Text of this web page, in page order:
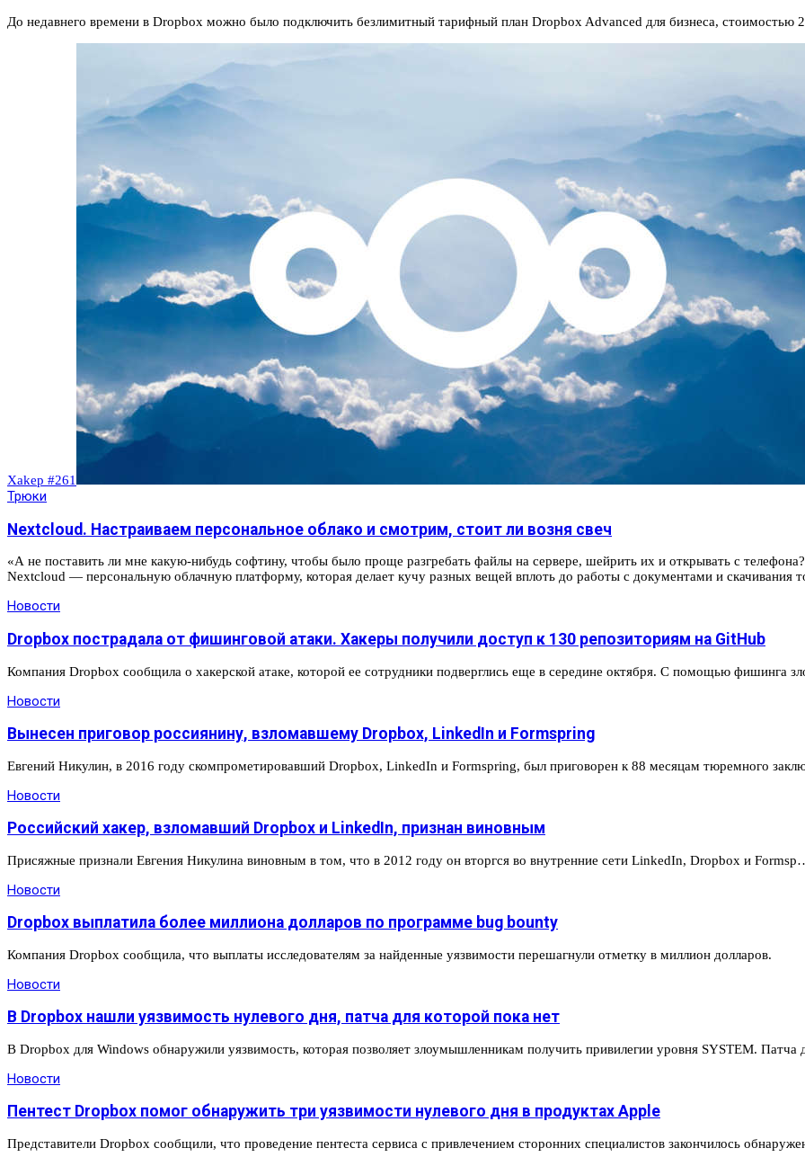
До недавнего времени в Dropbox можно было подключить безлимитный тарифный план Dropbox Advanced для бизнеса, стоимостью
Xakep #261
Трюки
Nextcloud. Настраиваем персональное облако и смотрим, стоит ли возня свеч
«А не поставить ли мне какую-нибудь софтину, чтобы было проще разгребать файлы на сервере, шейрить их и открывать с
Nextcloud — персональную облачную платформу, которая делает кучу разных вещей вплоть до работы с документами и скачивания
Новости
Dropbox пострадала от фишинговой атаки. Хакеры получили доступ к 130 репозиториям на GitHub
Компания Dropbox сообщила о хакерской атаке, которой ее сотрудники подверглись еще в середине октября. С помощью фишинга
Новости
Вынесен приговор россиянину, взломавшему Dropbox, LinkedIn и Formspring
Евгений Никулин, в 2016 году скомпрометировавший Dropbox, LinkedIn и Formspring, был приговорен к 88 месяцам тюремного
Новости
Российский хакер, взломавший Dropbox и LinkedIn, признан виновным
Присяжные признали Евгения Никулина виновным в том, что в 2012 году он вторгся во внутренние сети LinkedIn, Dropbox и
Новости
Dropbox выплатила более миллиона долларов по программе bug bounty
Компания Dropbox сообщила, что выплаты исследователям за найденные уязвимости перешагнули отметку в миллион долларов.
Новости
В Dropbox нашли уязвимость нулевого дня, патча для которой пока нет
В Dropbox для Windows обнаружили уязвимость, которая позволяет злоумышленникам получить привилегии уровня SYSTEM. Патча
Новости
Пентест Dropbox помог обнаружить три уязвимости нулевого дня в продуктах Apple
Представители Dropbox сообщили, что проведение пентеста сервиса с привлечением сторонних специалистов закончилось